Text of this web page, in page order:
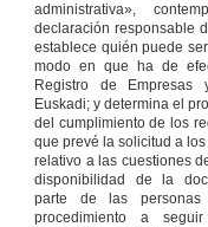
administrativa»,
declaración responsable
establece quién puede
modo en que ha de
Registro de Empresas
Euskadi; y determina el
del cumplimiento de los
que prevé la solicitud a
relativo a las cuestiones
disponibilidad de la
parte de las personas
procedimiento a